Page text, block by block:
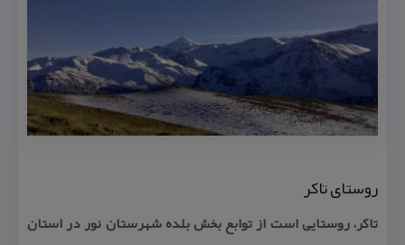
روستای تاكر
تاكر، روستایی است از توابع بخش بلده شهرستان نور در استان